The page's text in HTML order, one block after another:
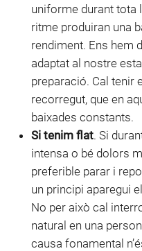
uniforme durant tota
ritme produiran una
rendiment. Ens hem
adaptat al nostre
preparació. Cal tenir
recorregut, que en
baixades constants.
Si tenim flat. Si
intensa o bé dolors
preferible parar i
un principi aparegui
No per això cal
natural en una
causa fonamental